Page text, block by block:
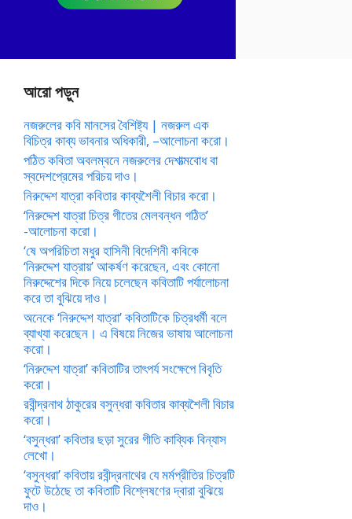
আরো পড়ুন
নজরুলের কবি মানসের বৈশিষ্ট্য | নজরুল এক
বিচিত্র কাব্য ভাবনার অধিকারী, –আলোচনা করো।
পঠিত কবিতা অবলম্বনে নজরুলের দেশাত্মবোধ বা
স্বদেশপ্রেমের পরিচয় দাও।
নিরুদ্দেশ যাত্রা কবিতার কাব্যশৈলী বিচার করো।
‘নিরুদ্দেশ যাত্রা চিত্র গীতের মেলবন্ধন গঠিত’
-আলোচনা করো।
‘ষে অপরিচিতা মধুর হাসিনী বিদেশিনী কবিকে
‘নিরুদ্দেশ যাত্রায়’ আকর্ষণ করেছেন, এবং কোনো
নিরুদ্দেশের দিকে নিয়ে চলেছেন কবিতাটি পর্যালোচনা
করে তা বুঝিয়ে দাও।
অনেকে ‘নিরুদ্দেশ যাত্রা’ কবিতাটিকে চিত্রধর্মী বলে
ব্যাখ্যা করেছেন। এ বিষয়ে নিজের ভাষায় আলোচনা
করো।
‘নিরুদ্দেশ যাত্রা’ কবিতাটির তাৎপর্য সংক্ষেপে বিবৃতি
করো।
রবীন্দ্রনাথ ঠাকুরের বসুন্ধরা কবিতার কাব্যশৈলী বিচার
করো।
‘বসুন্ধরা’ কবিতার ছড়া সুরের গীতি কাব্যিক বিন্যাস
লেখো।
‘বসুন্ধরা’ কবিতায় রবীন্দ্রনাথের যে মর্মপ্রীতির চিত্রটি
ফুটে উঠেছে তা কবিতাটি বিশ্লেষণের দ্বারা বুঝিয়ে
দাও।